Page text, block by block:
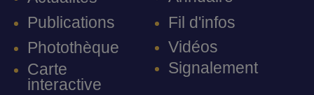
Publications
Photothèque
Carte
interactive
Fil d'infos
Vidéos
Signalement